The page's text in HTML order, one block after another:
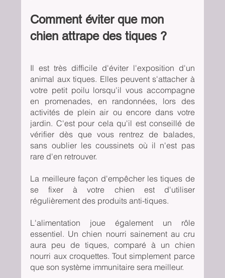
Comment éviter que mon
chien attrape des tiques ?
Il est très difficile d'éviter l'exposition d'un
animal aux tiques. Elles peuvent s'attacher à
votre petit poilu lorsqu'il vous accompagne
en promenades, en randonnées, lors des
activités de plein air ou encore dans votre
jardin. C'est pour cela qu'il est conseillé de
vérifier dès que vous rentrez de balades,
sans oublier les coussinets où il n'est pas
rare d'en retrouver.
La meilleure façon d'empêcher les tiques de
se fixer à votre chien est d'utiliser
régulièrement des produits anti-tiques.
L'alimentation joue également un rôle
essentiel. Un chien nourri sainement au cru
aura peu de tiques, comparé à un chien
nourri aux croquettes. Tout simplement parce
que son système immunitaire sera meilleur.